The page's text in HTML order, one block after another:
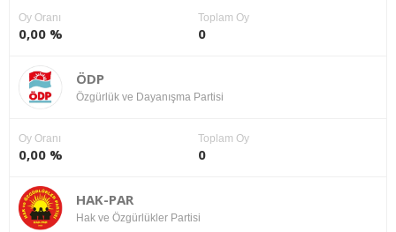
Oy Oranı
0,00 %
Toplam Oy
0
ÖDP
Özgürlük ve Dayanışma Partisi
Oy Oranı
0,00 %
Toplam Oy
0
HAK-PAR
Hak ve Özgürlükler Partisi